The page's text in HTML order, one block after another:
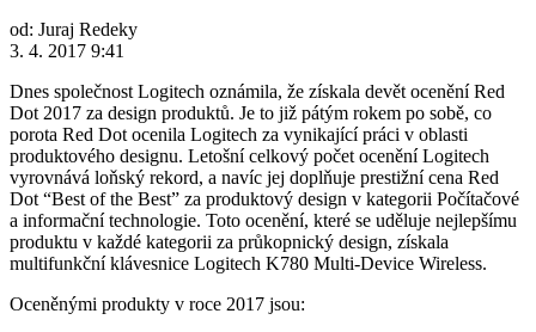
od: Juraj Redeky
3. 4. 2017 9:41
Dnes společnost Logitech oznámila, že získala devět ocenění Red
Dot 2017 za design produktů. Je to již pátým rokem po sobě, co
porota Red Dot ocenila Logitech za vynikající práci v oblasti
produktového designu. Letošní celkový počet ocenění Logitech
vyrovnává loňský rekord, a navíc jej doplňuje prestižní cena Red
Dot “Best of the Best” za produktový design v kategorii Počítačové
a informační technologie. Toto ocenění, které se uděluje nejlepšímu
produktu v každé kategorii za průkopnický design, získala
multifunkční klávesnice Logitech K780 Multi-Device Wireless.
Oceněnými produkty v roce 2017 jsou: